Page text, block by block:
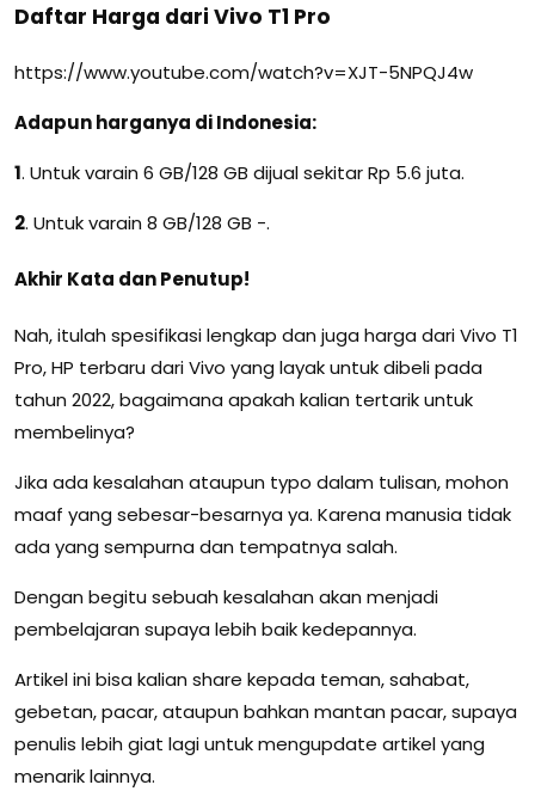
Daftar Harga dari Vivo T1 Pro
https://www.youtube.com/watch?v=XJT-5NPQJ4w
Adapun harganya di Indonesia:
1. Untuk varain 6 GB/128 GB dijual sekitar Rp 5.6 juta.
2. Untuk varain 8 GB/128 GB -.
Akhir Kata dan Penutup!
Nah, itulah spesifikasi lengkap dan juga harga dari Vivo T1
Pro, HP terbaru dari Vivo yang layak untuk dibeli pada
tahun 2022, bagaimana apakah kalian tertarik untuk
membelinya?
Jika ada kesalahan ataupun typo dalam tulisan, mohon
maaf yang sebesar-besarnya ya. Karena manusia tidak
ada yang sempurna dan tempatnya salah.
Dengan begitu sebuah kesalahan akan menjadi
pembelajaran supaya lebih baik kedepannya.
Artikel ini bisa kalian share kepada teman, sahabat,
gebetan, pacar, ataupun bahkan mantan pacar, supaya
penulis lebih giat lagi untuk mengupdate artikel yang
menarik lainnya.